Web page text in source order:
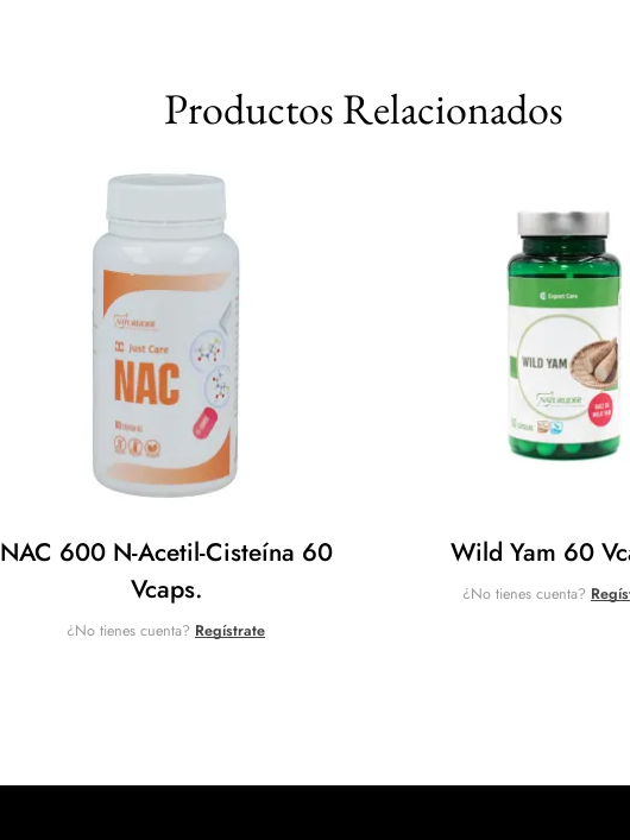
Productos Relacionados
NAC 600 N-Acetil-Cisteína 60
Vcaps.
¿No tienes cuenta? Regístrate
Wild Yam 60
¿No tienes cuenta?